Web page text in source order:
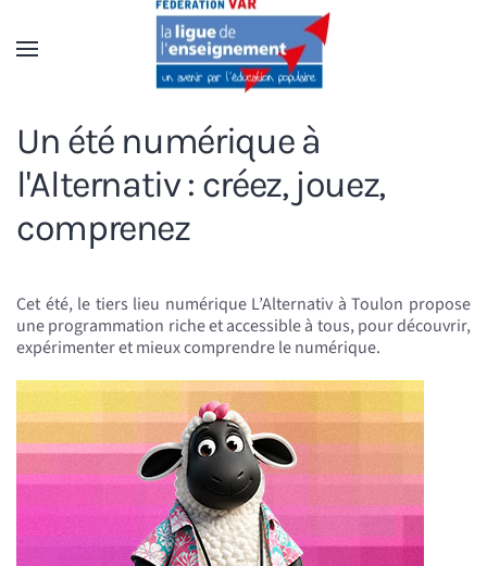
Accéder au contenu principal
Un été numérique à
l'Alternativ : créez, jouez,
comprenez
Cet été, le tiers lieu numérique L’Alternativ à Toulon propose
une programmation riche et accessible à tous, pour découvrir,
expérimenter et mieux comprendre le numérique.